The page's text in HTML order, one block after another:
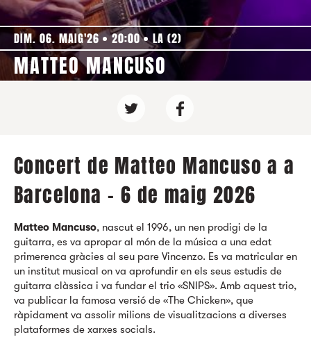
DIM. 06. MAIG'26 20:00 LA (2)
MATTEO MANCUSO
Concert de Matteo Mancuso a a
Barcelona - 6 de maig 2026
Matteo Mancuso, nascut el 1996, un nen prodigi de la
guitarra, es va apropar al món de la música a una edat
primerenca gràcies al seu pare Vincenzo. Es va matricular en
un institut musical on va aprofundir en els seus estudis de
guitarra clàssica i va fundar el trio «SNIPS». Amb aquest trio,
va publicar la famosa versió de «The Chicken», que
ràpidament va assolir milions de visualitzacions a diverses
plataformes de xarxes socials.